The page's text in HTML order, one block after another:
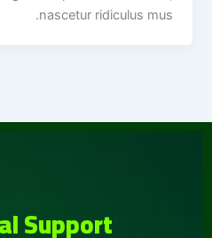
nascetur ridiculus mus.
Support